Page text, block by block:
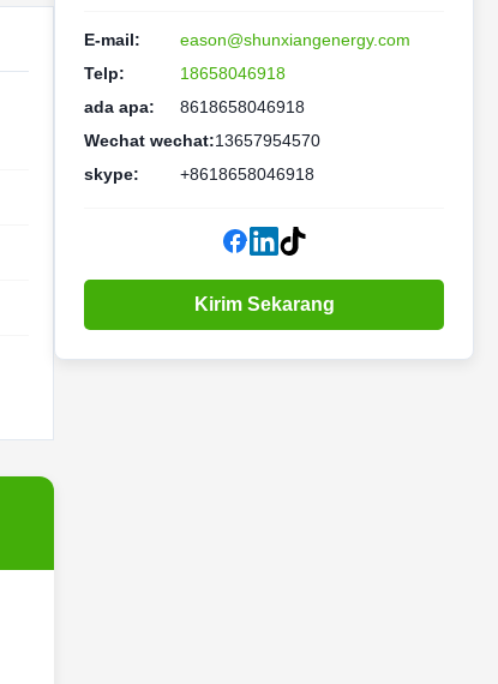
E-mail:
eason@shunxiangenergy.com
Telp:
18658046918
ada apa:
8618658046918
Wechat wechat:13657954570
skype:
+8618658046918
Kirim Sekarang